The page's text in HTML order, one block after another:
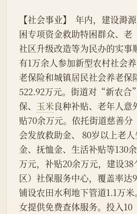
【社会事业】  年内，建设溡源
困专项资金救助特困群众、老
社区升级改造等为民办的实事
有1万余人参加新型农村社会养
老保险和城镇居民社会养老保
522.92万元。街道对“新农合
保、 玉米良种补贴、老年人意
贴70余万元。依托街道慈善分
会发放救助金、 80岁以上老
金、抚恤金、生活补贴等130余
万元，补贴20余万元，建设
区）社保服务中心，覆盖率达
铺设农田水利地下管道1.1万
女提供免费查体服务。投入10